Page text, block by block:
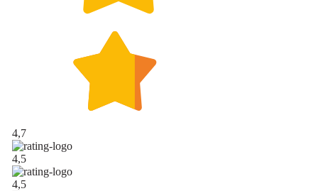
4,7
4,5
4,5